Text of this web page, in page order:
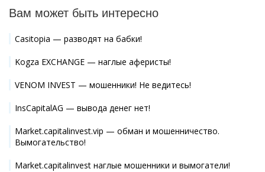
Вам может быть интересно
Casitopia — разводят на бабки!
Kogza EXCHANGE — наглые аферисты!
VENOM INVEST — мошенники! Не ведитесь!
InsCapitalAG — вывода денег нет!
Market.capitalinvest.vip — обман и мошенничество.
Вымогательство!
Market.capitalinvest наглые мошенники и вымогатели!